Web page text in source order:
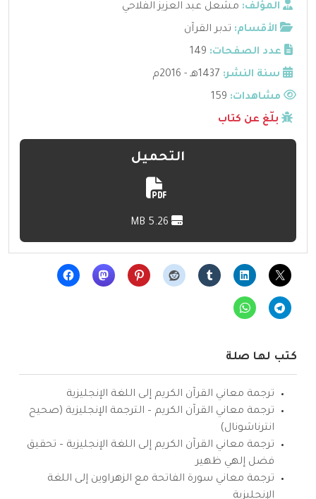
المؤلف: مشعل عبد العزيز الفلاحي
الأقسام: تدبر القرآن
عدد الصفحات: 149
سنة النشر: 1437هـ - 2016م
مشاهدات:
بلّغ عن كتاب
التحميل
كتب لها صلة
ترجمة معاني القرآن الكريم إلى اللغة الإنجليزية
ترجمة معاني القرآن الكريم – الترجمة الإنجليزية (صحيح
انترناشونال)
ترجمة معاني القرآن الكريم إلى اللغة الإنجليزية – تحقيق
فضل إلهي ظهير
ترجمة معاني سورة الفاتحة مع الزهراوين إلى اللغة
الإنجليزية